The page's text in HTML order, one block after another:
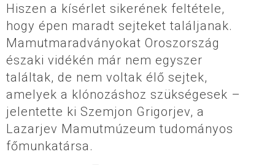
Hiszen a kísérlet sikerének feltétele,
hogy épen maradt sejteket találjanak.
Mamutmaradványokat Oroszország
északi vidékén már nem egyszer
találtak, de nem voltak élő sejtek,
amelyek a klónozáshoz szükségesek –
jelentette ki Szemjon Grigorjev, a
Lazarjev Mamutmúzeum tudományos
főmunkatársa.